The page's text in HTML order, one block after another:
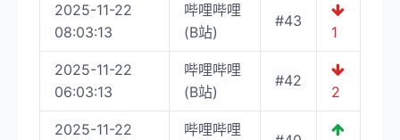
2025-11-22
08:03:13
哔哩哔哩
(B站)
#43
1
2025-11-22
06:03:13
哔哩哔哩
(B站)
#42
2
2025-11-22
哔哩哔哩